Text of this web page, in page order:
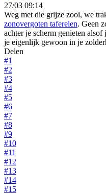
27/03 09:14
Weg met die grijze zooi, we
zonovergoten taferelen. Geen
achter je scherm genieten
je eigenlijk gewoon in je
Delen
#1
#2
#3
#4
#5
#6
#7
#8
#9
#10
#11
#12
#13
#14
#15